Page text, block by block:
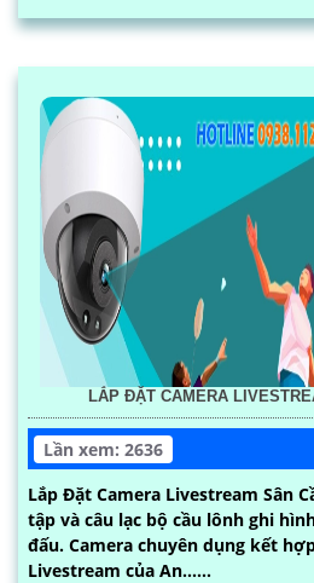
LẮP ĐẶT CAMERA
Lần xem: 2636
Lắp Đặt Camera Livestream Sân
tập và câu lạc bộ cầu lônh ghi
đấu. Camera chuyên dụng kết
Livestream của An......